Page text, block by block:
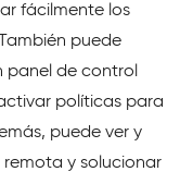
fácilmente los
puede
panel de control
políticas para
puede ver y
y solucionar